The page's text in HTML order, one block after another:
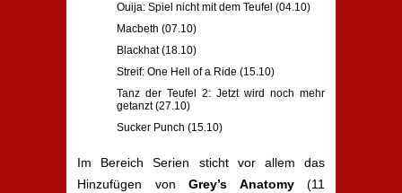
Ouija: Spiel nicht mit dem Teufel (04.10)
Macbeth (07.10)
Blackhat (18.10)
Streif: One Hell of a Ride (15.10)
Tanz der Teufel 2: Jetzt wird noch mehr
getanzt (27.10)
Sucker Punch (15.10)
Im Bereich Serien sticht vor allem das
Hinzufügen von Grey’s Anatomy (11